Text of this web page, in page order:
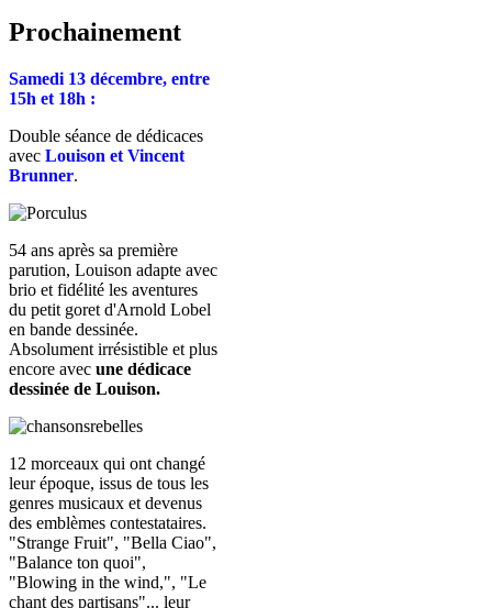
Prochainement
Samedi 13 décembre, entre
15h et 18h :
Double séance de dédicaces
avec Louison et Vincent
Brunner.
54 ans après sa première
parution, Louison adapte avec
brio et fidélité les aventures
du petit goret d'Arnold Lobel
en bande dessinée.
Absolument irrésistible et plus
encore avec une dédicace
dessinée de Louison.
12 morceaux qui ont changé
leur époque, issus de tous les
genres musicaux et devenus
des emblèmes contestataires.
"Strange Fruit", "Bella Ciao",
"Balance ton quoi",
"Blowing in the wind,", "Le
chant des partisans"... leur